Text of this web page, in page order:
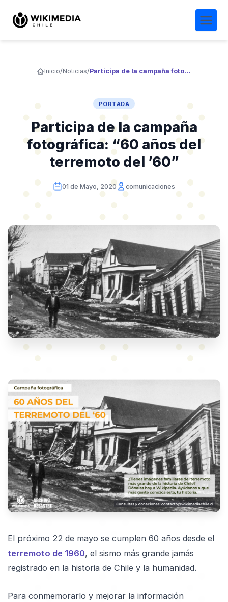
Inicio/Noticias/ Participa de la campaña fotográfica: “60 años del terremoto del ’60”
PORTADA
Participa de la campaña
fotográfica: “60 años del
terremoto del ’60”
01 de Mayo, 2020 comunicaciones
El próximo 22 de mayo se cumplen 60 años desde el
terremoto de 1960, el sismo más grande jamás
registrado en la historia de Chile y la humanidad.
Para conmemorarlo y mejorar la información